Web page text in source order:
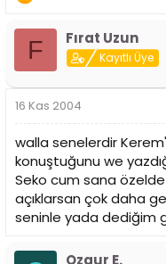
F Fırat Uzun
Kayıtlı Üye
16 Kas 2004
walla senelerdir
konuştuğunu we
Seko cum sana
açıklarsan çok daha
seninle yada dediğim
Ozgur E.